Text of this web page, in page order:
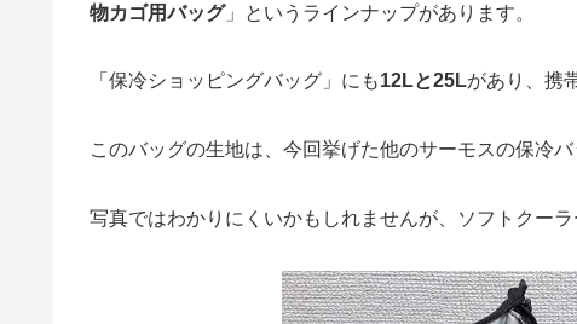
物カゴ用バッグ」というラインナップがあります。
「保冷ショッピングバッグ」にも12Lと25Lがあり、携
このバッグの生地は、今回挙げた他のサーモスの保冷
写真ではわかりにくいかもしれませんが、ソフトクー